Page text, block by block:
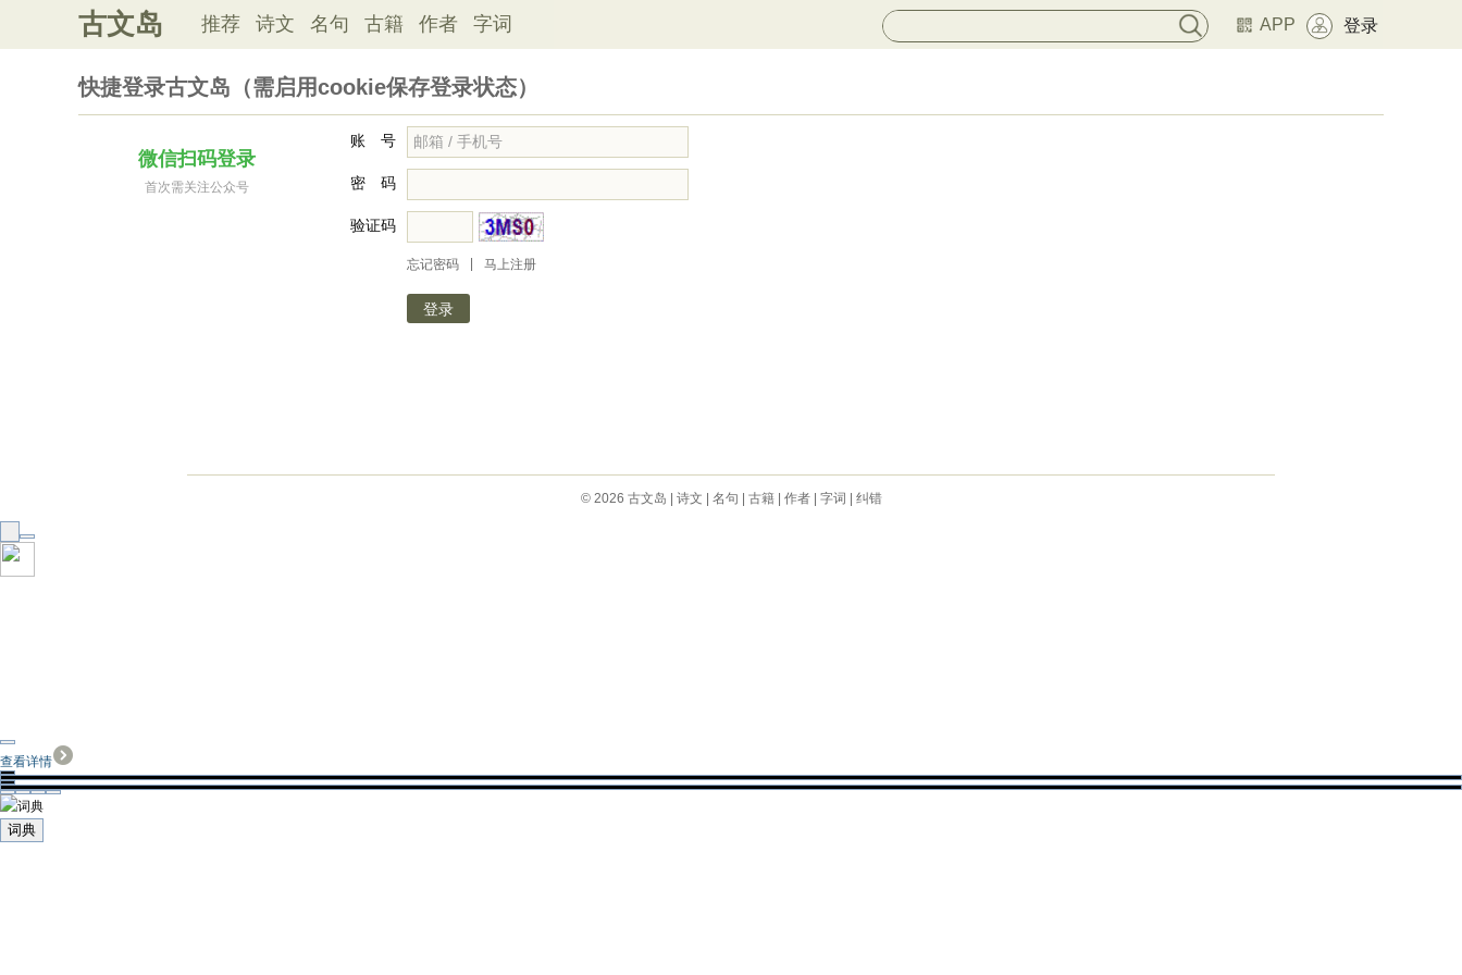
古文岛 推荐 诗文 名句 古籍 作者 字词 APP 登录
快捷登录古文岛（需启用cookie保存登录状态）
微信扫码登录
首次需关注公众号
账 号
密 码
验证码
忘记密码 马上注册
© 2026 古文岛 诗文 名句 古籍| 作者| 字词 纠错
查看详情
词典